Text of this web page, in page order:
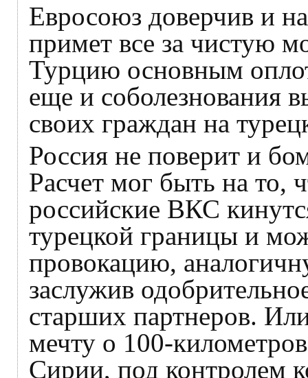
Евросоюз доверчив и
примет все за чистую
Турцию основным
еще и соболезнования
своих граждан на
Россия не поверит и
Расчет мог быть на то,
российские ВКС
турецкой границы и
провокацию,
заслужив
старших партнеров.
мечту о 100-
Сирии, под контролем